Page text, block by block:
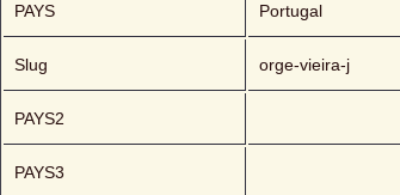
PAYS Portugal
Slug orge-vieira-j
PAYS2
PAYS3